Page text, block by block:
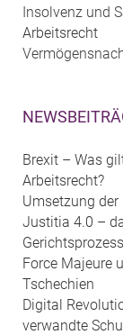
Insolvenz und
Arbeitsrecht
Brexit – Was
Arbeitsrecht?
Umsetzung
Justitia 4.0 –
Force Majeure
Tschechien
Digital
verwandte